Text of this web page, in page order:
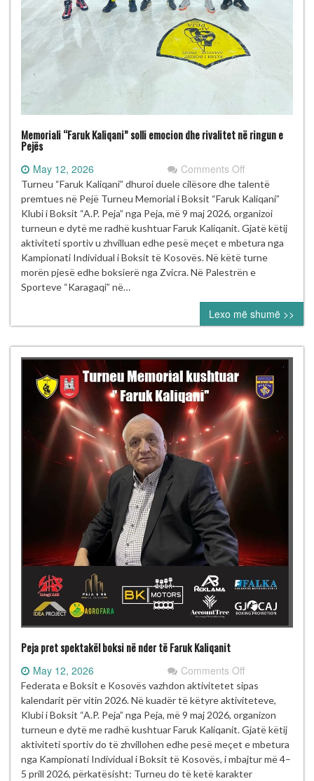
Memoriali “Faruk Kaliqani” solli emocion dhe rivalitet në ringun e
Pejës
May 12, 2026 Comments Offon
Memoriali
“Faruk
Kaliqani”
solli
emocion
dhe
rivalitet
ringun
e
Pejës
Turneu “Faruk Kaliqani” dhuroi duele cilësore dhe talentë
premtues në Pejë Turneu Memorial i Boksit “Faruk Kaliqani”
Klubi i Boksit “A.P. Peja” nga Peja, më 9 maj 2026, organizoi
turneun e dytë me radhë kushtuar Faruk Kaliqanit. Gjatë këtij
aktiviteti sportiv u zhvilluan edhe pesë meçet e mbetura nga
Kampionati Individual i Boksit të Kosovës. Në këtë turne
morën pjesë edhe boksierë nga Zvicra. Në Palestrën e
Sporteve “Karagaqi” në…
Lexo më shumë >>
Peja pret spektakël boksi në nder të Faruk Kaliqanit
May 12, 2026 Comments Offon
Peja
pret
spektakël
boksi
në
nder
të
Federata e Boksit e Kosovës vazhdon aktivitetet sipas
kalendarit për vitin 2026. Në kuadër të këtyre aktiviteteve,
Klubi i Boksit “A.P. Peja” nga Peja, më 9 maj 2026, organizon
turneun e dytë me radhë kushtuar Faruk Kaliqanit. Gjatë këtij
aktiviteti sportiv do të zhvillohen edhe pesë meçet e mbetura
nga Kampionati Individual i Boksit të Kosovës, i mbajtur më 4–
5 prill 2026, përkatësisht: Turneu do të ketë karakter